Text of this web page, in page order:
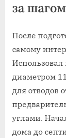
за шагом
После
самому
диаметром
для отводов
углами.
дома до